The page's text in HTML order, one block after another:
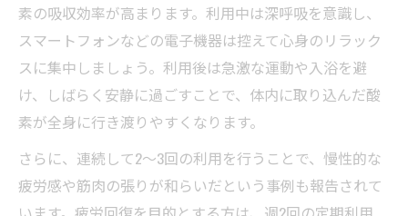
素の吸収効率が高まります。利用中は深呼吸を意識し、
スマートフォンなどの電子機器は控えて心身のリラック
スに集中しましょう。利用後は急激な運動や入浴を避
け、しばらく安静に過ごすことで、体内に取り込んだ酸
素が全身に行き渡りやすくなります。
さらに、連続して2〜3回の利用を行うことで、慢性的な
疲労感や筋肉の張りが和らいだという事例も報告されて